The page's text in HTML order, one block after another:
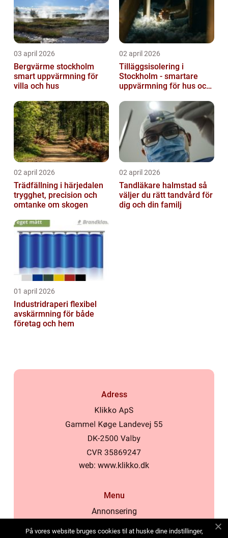
03 april 2026
Bergvärme stockholm
smart uppvärmning för
villa och hus
02 april 2026
Tilläggsisolering i
Stockholm - smartare
uppvärmning för hus och
02 april 2026
Trädfällning i härjedalen
trygghet, precision och
omtanke om skogen
02 april 2026
Tandläkare halmstad så
väljer du rätt tandvård för
dig och din familj
01 april 2026
Industridraperi flexibel
avskärmning för både
företag och hem
Adress
web: www.klikko.dk
Menu
Annonsering
På vores website bruges cookies til at huske dine indstillinger,